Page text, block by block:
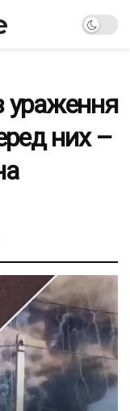
ураження
них –